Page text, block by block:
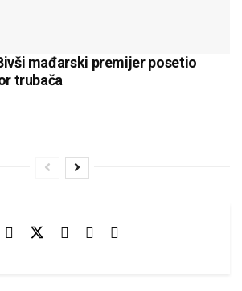
mađarski premijer posetio
trubača